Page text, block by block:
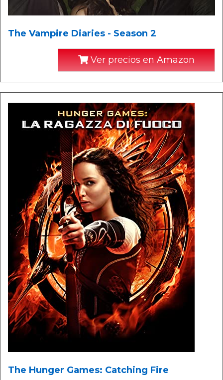
The Vampire Diaries - Season 2
Ver precios en Amazon
The Hunger Games: Catching Fire